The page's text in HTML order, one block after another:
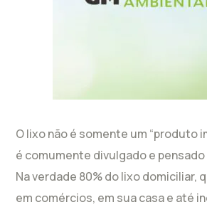
O lixo não é somente um “produto
é comumente divulgado e
Na verdade 80% do lixo domiciliar,
em comércios, em sua casa e até